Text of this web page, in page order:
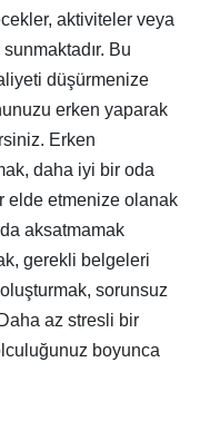
aktiviteler veya
Bu
düşürmenize
erken yaparak
Erken
daha iyi bir oda
elde etmenize olanak
da aksatmamak
gerekli belgeleri
sorunsuz
az stresli bir
boyunca